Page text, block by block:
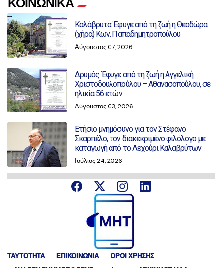
Καλάβρυτα: Έφυγε από τη ζωή η Θεοδώρα
(χήρα) Κων. Παπαδημητροπούλου
Αύγουστος 07, 2026
Δρυμός: Έφυγε από τη ζωή η Αγγελική
Χριστοδουλοπούλου – Αθανασοπούλου, σε
ηλικία 56 ετών
Αύγουστος 03, 2026
Ετήσιο μνημόσυνο για τον Στέφανο
Σκαρπέλο, τον διακεκριμένο φιλόλογο με
καταγωγή από το Λεχούρι Καλαβρύτων
Ιούλιος 24, 2026
ΤΑΥΤΟΤΗΤΑ ΕΠΙΚΟΙΝΩΝΙΑ
ΟΡΟΙ ΧΡΗΣΗΣ